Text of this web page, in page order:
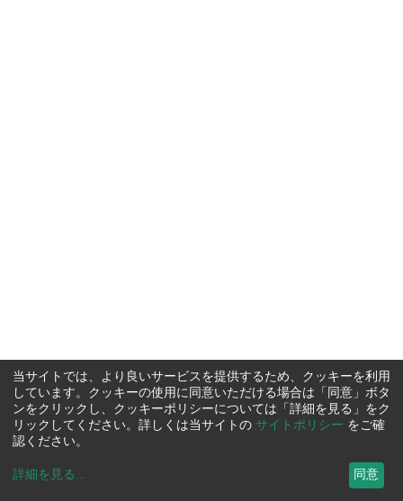
当サイトでは、より良いサービスを提供するため、クッキーを利用
しています。クッキーの使用に同意いただける場合は「同意」ボタ
ンをクリックし、クッキーポリシーについては「詳細を見る」をク
リックしてください。詳しくは当サイトの サイトポリシー をご確
認ください。
詳細を見る ... 同意